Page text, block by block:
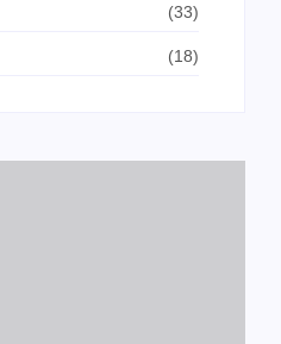
(33)
(18)